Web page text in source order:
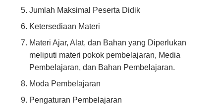
Jumlah Maksimal Peserta Didik
Ketersediaan Materi
Materi Ajar, Alat, dan Bahan yang Diperlukan
meliputi materi pokok pembelajaran, Media
Pembelajaran, dan Bahan Pembelajaran.
Moda Pembelajaran
Pengaturan Pembelajaran